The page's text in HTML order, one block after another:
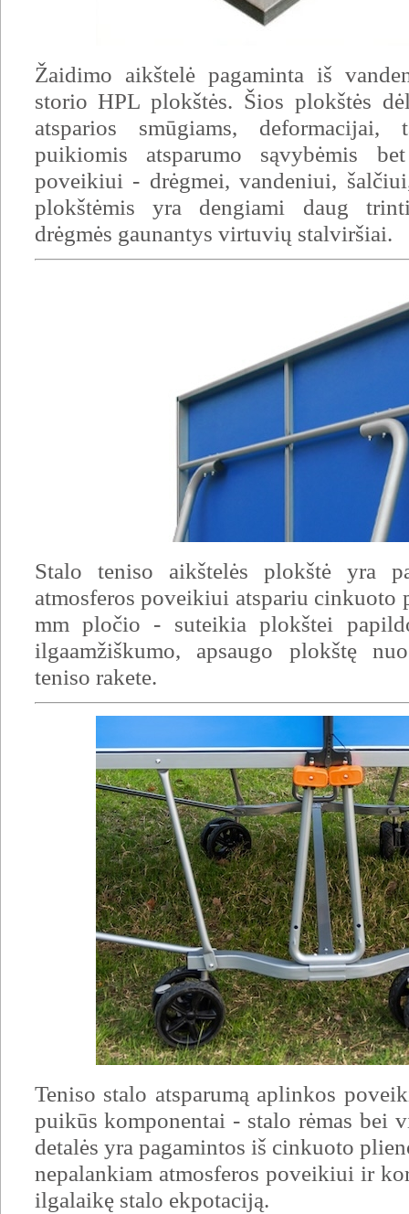
Žaidimo aikštelė pagaminta iš
storio HPL plokštės. Šios plokštės
atsparios smūgiams,
puikiomis atsparumo sąvybėmis
poveikiui - drėgmei, vandeniui,
plokštėmis yra dengiami daug
drėgmės gaunantys virtuvių stalviršiai.
Stalo teniso aikštelės plokštė yra
atmosferos poveikiui atspariu cinkuoto
mm pločio - suteikia plokštei
ilgaamžiškumo, apsaugo plokštę
teniso rakete.
Teniso stalo atsparumą aplinkos
puikūs komponentai - stalo rėmas bei
detalės yra pagamintos iš cinkuoto
nepalankiam atmosferos poveikiui ir
ilgalaikę stalo ekpotaciją.